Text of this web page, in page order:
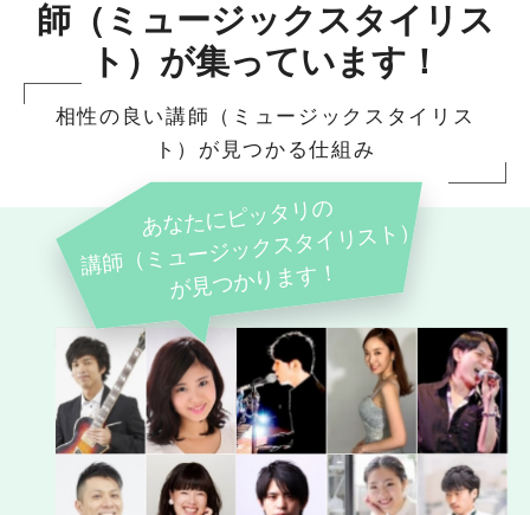
師（ミュージックスタイリス
ト）が集っています！
相性の良い講師（ミュージックスタイリス
ト）が見つかる仕組み